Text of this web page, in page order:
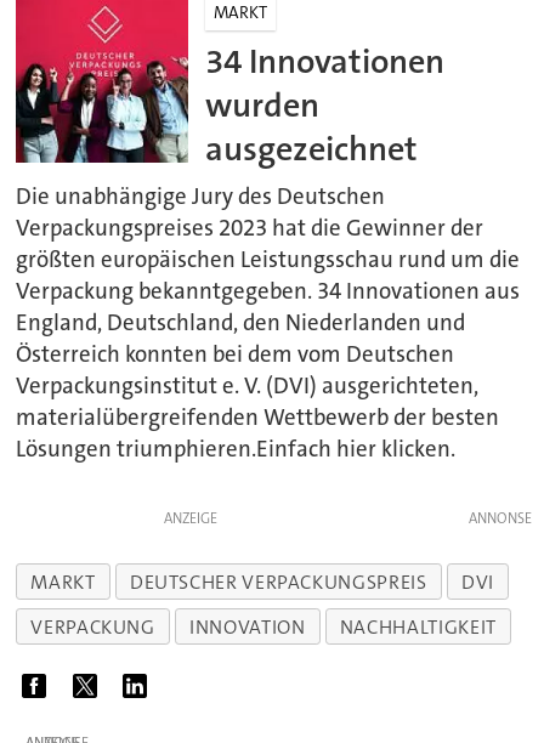
MARKT
34 Innovationen
wurden
ausgezeichnet
Die unabhängige Jury des Deutschen
Verpackungspreises 2023 hat die Gewinner der
größten europäischen Leistungsschau rund um die
Verpackung bekanntgegeben. 34 Innovationen aus
England, Deutschland, den Niederlanden und
Österreich konnten bei dem vom Deutschen
Verpackungsinstitut e. V. (DVI) ausgerichteten,
materialübergreifenden Wettbewerb der besten
Lösungen triumphieren.Einfach hier klicken.
ANZEIGE
MARKT DEUTSCHER VERPACKUNGSPREIS
DVI
VERPACKUNG
INNOVATION NACHHALTIGKEIT